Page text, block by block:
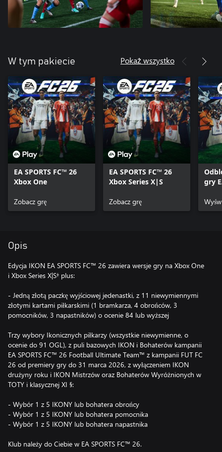
W tym pakiecie Pokaż wszystko
EA SPORTS FC™ 26
Xbox One
Zobacz grę
EA SPORTS FC™ 26
Xbox Series X|S
Zobacz grę
gry
Opis
Edycja IKON EA SPORTS FC™ 26 zawiera wersje gry na Xbox One
i Xbox Series X|S† plus:
- Jedną złotą paczkę wyjściowej jedenastki, z 11 niewymiennymi
złotymi kartami piłkarskimi (1 bramkarza, 4 obrońców, 3
pomocników, 3 napastników) o ocenie 84 lub wyższej
Trzy wybory Ikonicznych piłkarzy (wszystkie niewymienne, o
ocenie do 91 OGL), z puli bazowych IKON i Bohaterów kampanii
EA SPORTS FC™ 26 Football Ultimate Team™ z kampanii FUT FC
26 od premiery gry do 31 marca 2026, z wyłączeniem IKON
drużyny roku i IKON Mistrzów oraz Bohaterów Wyróżnionych w
TOTY i klasycznej XI §:
- Wybór 1 z 5 IKONY lub bohatera obrońcy
- Wybór 1 z 5 IKONY lub bohatera pomocnika
- Wybór 1 z 5 IKONY lub bohatera napastnika
Klub należy do Ciebie w EA SPORTS FC™ 26.